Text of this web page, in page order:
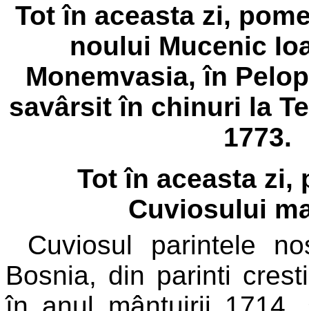
Tot în aceasta zi,
noului Mucenic
Monemvasia, în
savârsit în chinuri la
1773.
Tot în aceasta zi,
Cuviosului
Cuviosul parintele
Bosnia, din parinti